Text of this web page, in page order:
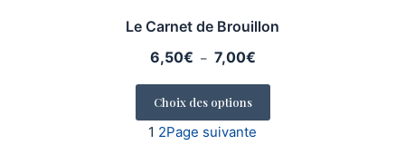
Le Carnet de Brouillon
6,50€ – 7,00€Plage
à
Choix des options
1 2Page suivante